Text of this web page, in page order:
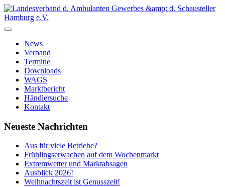
News
Verband
Termine
Downloads
WAGS
Marktbericht
Händlersuche
Kontakt
Neueste Nachrichten
Aus für viele Betriebe?
Frühlingserwachen auf dem Wochenmarkt
Extremwetter und Marktabsagen
Ausblick 2026!
Weihnachtszeit ist Genusszeit!